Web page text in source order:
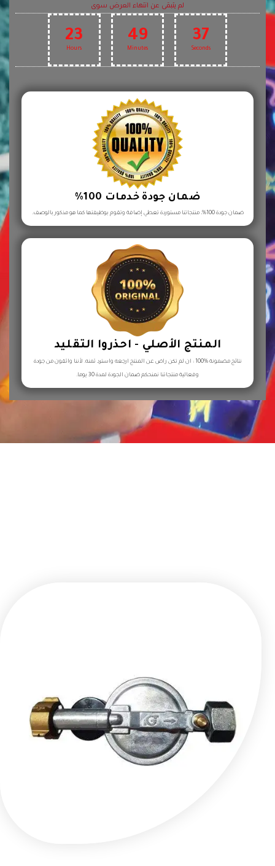
لم يتبقى عن انتهاء العرض سوى
23
Hours
49
Minutes
37
Seconds
ضمان جودة خدمات 100%
ضمان جودة 100%، منتجاتنا مستوردة تعطي إضافة وتقوم بوظيفتها كما هو مذكور بالوصف.
المنتج الأصلي - احذروا التقليد
نتائج مضمونة %100 : ان لم تكن راض عن المنتج ارجعه واسترد ثمنه. لأننا واثقون من جودة
وفعالية منتجاتنا نمنحكم ضمان الجودة لمدة 30 يوما.